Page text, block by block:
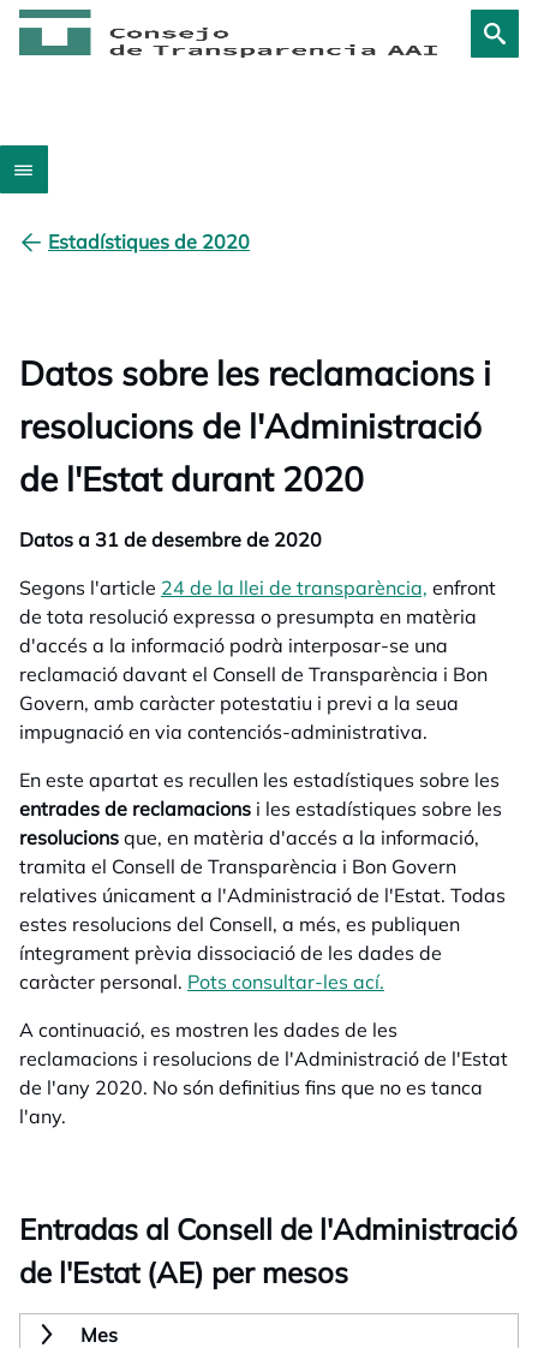
Estadístiques de 2020
Datos sobre les reclamacions i
resolucions de l'Administració
de l'Estat durant 2020
Datos a 31 de desembre de 2020
Segons l'article 24 de la llei de transparència, opens in a
enfront
de tota resolució expressa o presumpta en matèria
d'accés a la informació podrà interposar-se una
reclamació davant el Consell de Transparència i Bon
Govern, amb caràcter potestatiu i previ a la seua
impugnació en via contenciós-administrativa.
En este apartat es recullen les estadístiques sobre les
entrades de reclamacions i les estadístiques sobre les
resolucions que, en matèria d'accés a la informació,
tramita el Consell de Transparència i Bon Govern
relatives únicament a l'Administració de l'Estat. Todas
estes resolucions del Consell, a més, es publiquen
íntegrament prèvia dissociació de les dades de
caràcter personal. Pots consultar-les ací.
A continuació, es mostren les dades de les
reclamacions i resolucions de l'Administració de l'Estat
de l'any 2020. No són definitius fins que no es tanca
l'any.
Entradas al Consell de l'Administració
de l'Estat (AE) per mesos
Mes